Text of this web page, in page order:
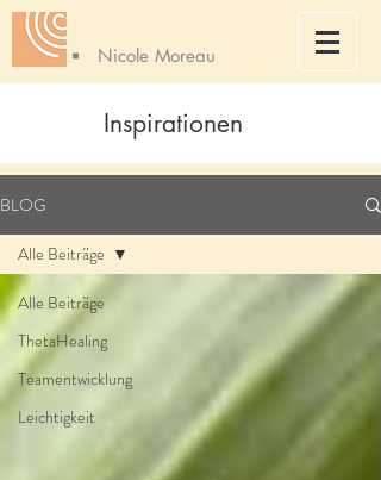
Nicole Moreau
Inspirationen
BLOG
Alle Beiträge
ThetaHealing
Teamentwicklung
Leichtigkeit
Alle Beiträge